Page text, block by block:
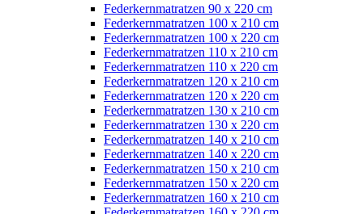
Federkernmatratzen 90 x 220 cm
Federkernmatratzen 100 x 210 cm
Federkernmatratzen 100 x 220 cm
Federkernmatratzen 110 x 210 cm
Federkernmatratzen 110 x 220 cm
Federkernmatratzen 120 x 210 cm
Federkernmatratzen 120 x 220 cm
Federkernmatratzen 130 x 210 cm
Federkernmatratzen 130 x 220 cm
Federkernmatratzen 140 x 210 cm
Federkernmatratzen 140 x 220 cm
Federkernmatratzen 150 x 210 cm
Federkernmatratzen 150 x 220 cm
Federkernmatratzen 160 x 210 cm